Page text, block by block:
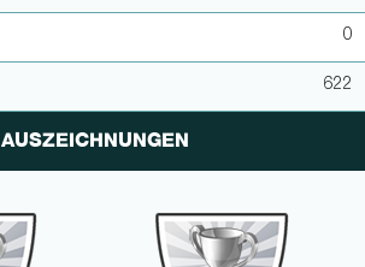
0
622
AUSZEICHNUNGEN